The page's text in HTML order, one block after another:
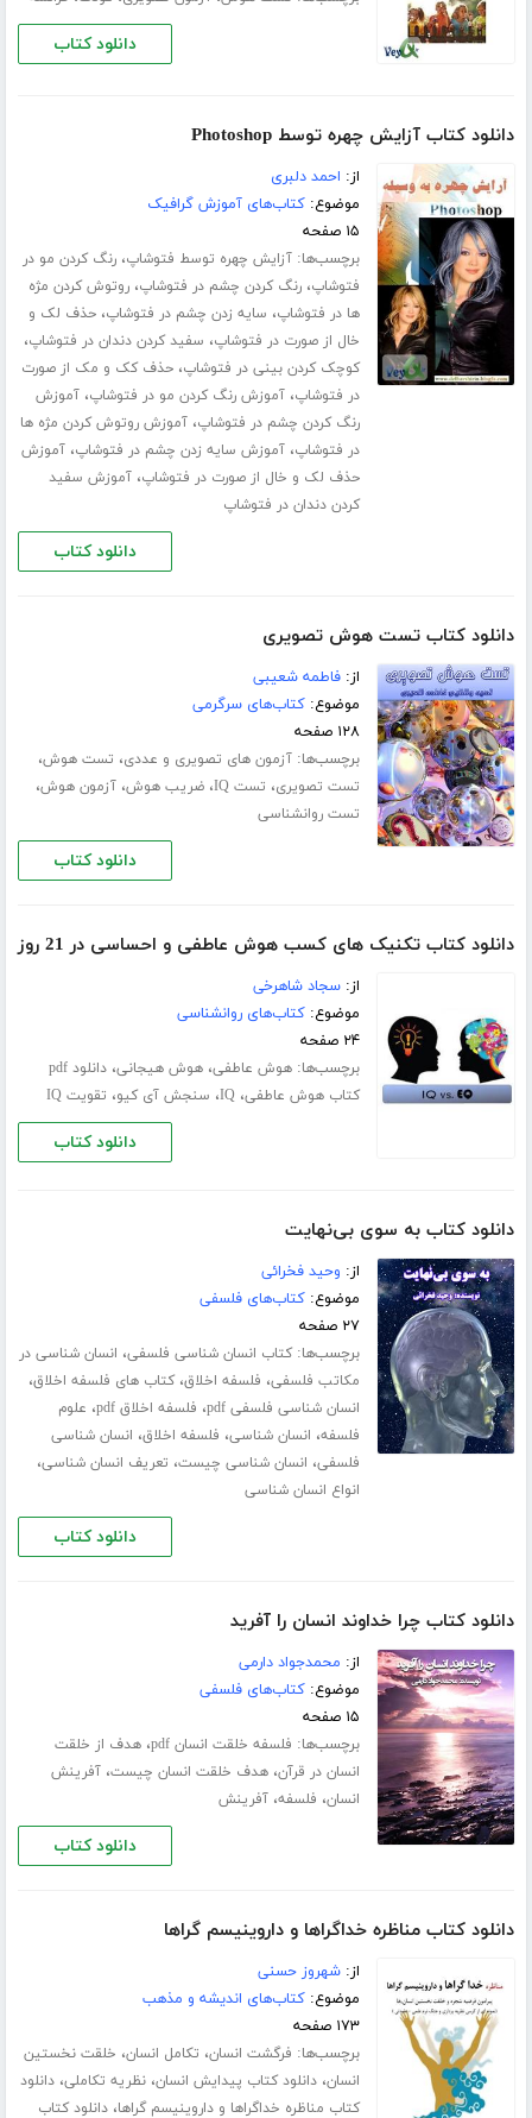
دانلود کتاب
دانلود کتاب آزایش چهره توسط Photoshop
از: احمد دلبری
موضوع:کتاب‌های آموزش گرافیک
۱۵ صفحه
برچسب‌ها:آزایش چهره توسط فتوشاپ،رنگ کردن مو در
فتوشاپ،رنگ کردن چشم در فتوشاپ،روتوش کردن مژه
ها در فتوشاپ، سایه زدن چشم در فتوشاپ،حذف لک و
خال از صورت در فتوشاپ، سفید کردن دندان در فتوشاپ،
کوچک کردن بینی در فتوشاپ،حذف کک و مک از صورت
در فتوشاپ،آموزش رنگ کردن مو در فتوشاپ،آموزش
رنگ کردن چشم در فتوشاپ،آموزش روتوش کردن مژه ها
در فتوشاپ،آموزش سایه زدن چشم در فتوشاپ،آموزش
حذف لک و خال از صورت در فتوشاپ،آموزش سفید
کردن دندان در فتوشاپ
دانلود کتاب
دانلود کتاب تست هوش تصویری
از:فاطمه شعیبی
موضوع:کتاب‌های سرگرمی
۱۲۸ صفحه
برچسب‌ها:آزمون های تصویری و عددی، تست هوش،
تست تصویری، تست IQ ،ضریب هوش،آزمون هوش،
تست روانشناسی
دانلود کتاب
دانلود کتاب تکنیک های کسب هوش عاطفی و احساسی در 21 روز
از:سجاد شاهرخی
موضوع:کتاب‌های روانشناسی
۲۴ صفحه
برچسب‌ها:هوش عاطفی،هوش هیجانی،
دانلود pdf
کتاب هوش عاطفی،IQ، سنجش آی کیو، تقویت IQ
دانلود کتاب
دانلود کتاب به سوی بی‌نهایت
از: وحید فخرائی
موضوع:کتاب‌های فلسفی
۲۷ صفحه
برچسب‌ها:کتاب انسان شناسی فلسفی، انسان شناسی در
مکاتب فلسفی، فلسفه اخلاق،کتاب های فلسفه اخلاق،
انسان شناسی فلسفی pdf ، فلسفه اخلاق pdf ، علوم
فلسفه، انسان شناسی، فلسفه اخلاق، انسان شناسی
فلسفی، انسان شناسی چیست، تعریف انسان شناسی،
انواع انسان شناسی
دانلود کتاب
دانلود کتاب چرا خداوند انسان را آفرید
از: محمدجواد دارمی
موضوع:کتاب‌های فلسفی
۱۵ صفحه
برچسب‌ها: فلسفه خلقت انسان pdf ،هدف از خلقت
انسان در قرآن،هدف خلقت انسان چیست،آفرینش
انسان، فلسفه،آفرینش
دانلود کتاب
دانلود کتاب مناظره خداگراها و داروینیسم گراها
از:شهروز حسنی
موضوع:کتاب‌های اندیشه و مذهب
۱۷۳ صفحه
برچسب‌ها: فرگشت انسان، تکامل انسان، خلقت نخستین
انسان،دانلود کتاب پیدایش انسان،نظریه تکاملی،دانلود
کتاب مناظره خداگراها و داروینیسم گراها،دانلود کتاب